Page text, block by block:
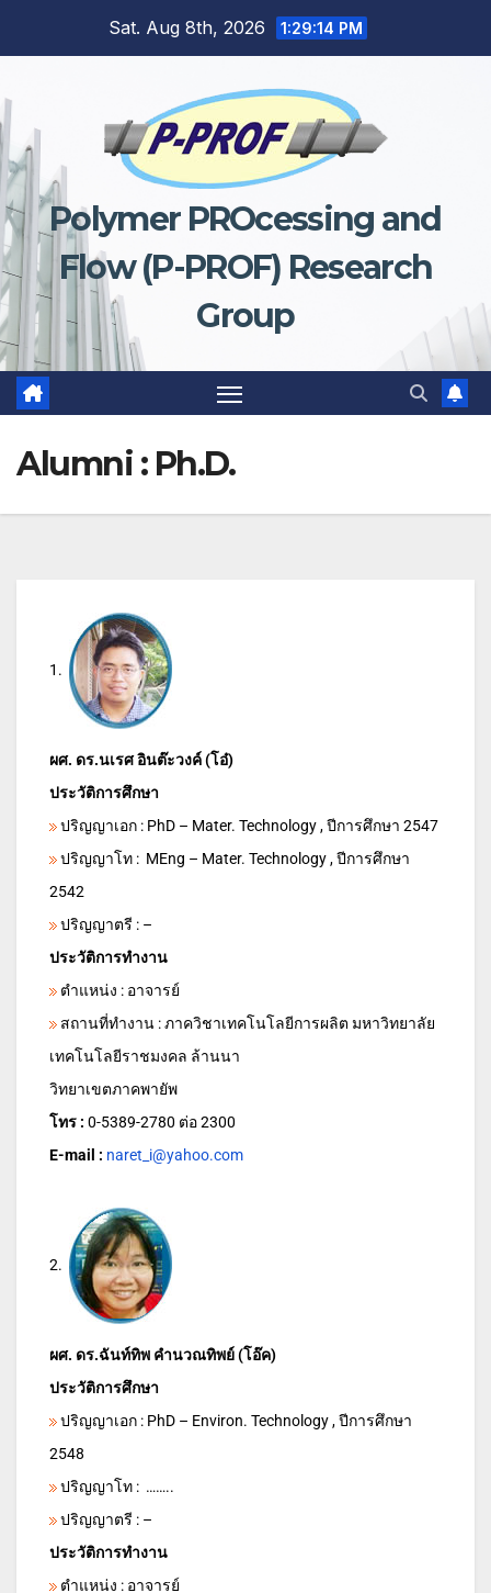
Sat. Aug 8th, 2026 1:29:14 PM
Polymer PROcessing and
Flow (P-PROF) Research
Group
Alumni : Ph.D.
1.
ผศ. ดร.นเรศ อินต๊ะวงค์ (โอ๋)
ประวัติการศึกษา
ปริญญาเอก : PhD – Mater. Technology , ปีการศึกษา 2547
ปริญญาโท : MEng – Mater. Technology , ปีการศึกษา
2542
ปริญญาตรี : –
ประวัติการทำงาน
ตำแหน่ง : อาจารย์
สถานที่ทำงาน : ภาควิชาเทคโนโลยีการผลิต มหาวิทยาลัย
เทคโนโลยีราชมงคล ล้านนา
วิทยาเขตภาคพายัพ
โทร : 0-5389-2780 ต่อ 2300
E-mail : naret_i@yahoo.com
2.
ผศ. ดร.ฉันท์ทิพ คำนวณทิพย์ (โอ๊ค)
ประวัติการศึกษา
ปริญญาเอก : PhD – Environ. Technology , ปีการศึกษา
2548
ปริญญาโท : ……..
ปริญญาตรี : –
ประวัติการทำงาน
ตำแหน่ง : อาจารย์